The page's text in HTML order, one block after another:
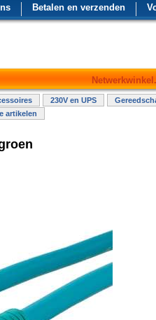
Betalen en verzenden
230V en UPS
artikelen